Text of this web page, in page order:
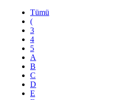
Tümü
(
3
4
5
A
B
C
D
E